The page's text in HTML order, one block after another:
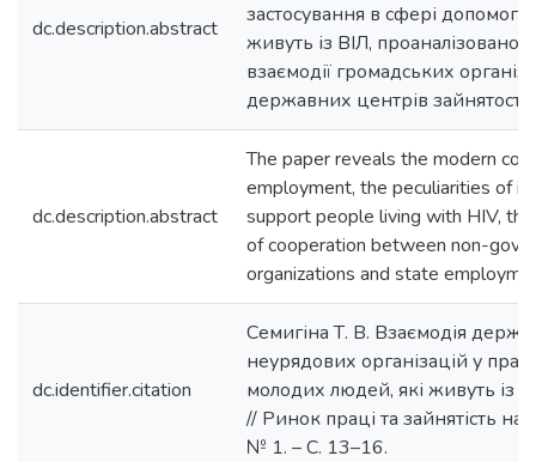
dc.description.abstract
застосування в сфері
живуть із ВІЛ, проаналізовано
взаємодії громадських
державних центрів зайнятості.
dc.description.abstract
The paper reveals the modern
employment, the peculiarities of
support people living with HIV,
of cooperation between non-
organizations and state
dc.identifier.citation
Cемигіна Т. В. Взаємодія
неурядових організацій у
молодих людей, які живуть із
// Ринок праці та зайнятість
№ 1. – С. 13–16.